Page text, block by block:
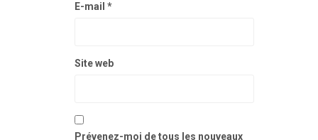
E-mail *
Site web
Prévenez-moi de tous les nouveaux